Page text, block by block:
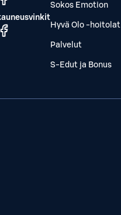
Sokos Emotion
Hyvä Olo -hoitolat
Palvelut
S-Edut ja Bonus